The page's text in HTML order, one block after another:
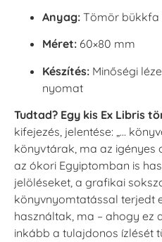
Anyag: Tömör bükkfa
Méret: 60×80 mm
Készítés: Minőségi
nyomat
Tudtad? Egy kis Ex Libris
kifejezés, jelentése: „…
könyvtárak, ma az igényes
az ókori Egyiptomban is
jelöléseket, a grafikai
könyvnyomtatással terjedt
használtak, ma – ahogy ez
inkább a tulajdonos ízlését